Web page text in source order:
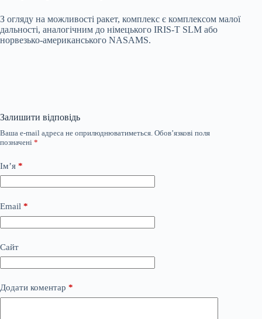
З огляду на можливості ракет, комплекс є комплексом малої
дальності, аналогічним до німецького IRIS-T SLM або
норвезько-американського NASAMS.
Залишити відповідь
Ваша e-mail адреса не оприлюднюватиметься. Обов’язкові поля
позначені *
Ім’я *
Email *
Сайт
Додати коментар *